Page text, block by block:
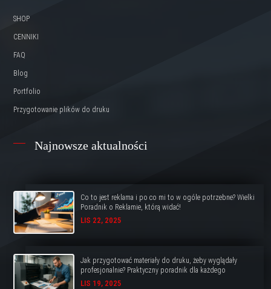
SHOP
CENNIKI
FAQ
Blog
Portfolio
Przygotowanie plików do druku
Najnowsze aktualności
Co to jest reklama i po co mi to w ogóle potrzebne? Wielki
Poradnik o Reklamie, którą widać!
LIS 22, 2025
Jak przygotować materiały do druku, żeby wyglądały
profesjonalnie? Praktyczny poradnik dla każdego
LIS 19, 2025